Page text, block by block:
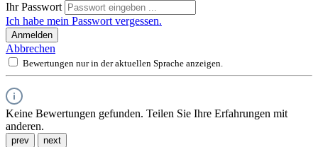
Ihr Passwort
Ich habe mein Passwort vergessen.
Anmelden
Abbrechen
Bewertungen nur in der aktuellen Sprache anzeigen.
Keine Bewertungen gefunden. Teilen Sie Ihre Erfahrungen mit
anderen.
prev next